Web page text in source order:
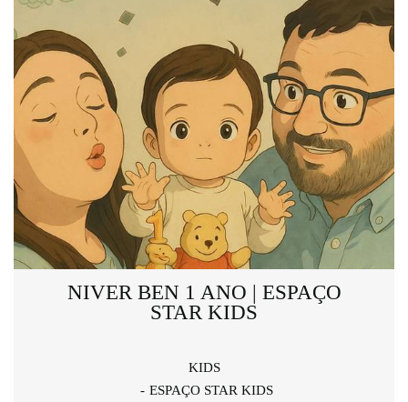
NIVER BEN 1 ANO | ESPAÇO
STAR KIDS
KIDS
ESPAÇO STAR KIDS